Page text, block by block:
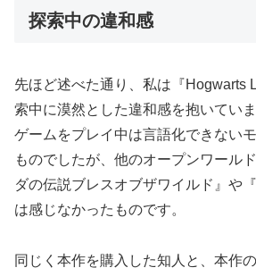
探索中の違和感
先ほど述べた通り、私は『Hogwarts
索中に漠然とした違和感を抱いていま
ゲームをプレイ中は言語化できない
ものでしたが、他のオープンワール
ダの伝説ブレスオブザワイルド』や
は感じなかったものです。
同じく本作を購入した知人と、本作